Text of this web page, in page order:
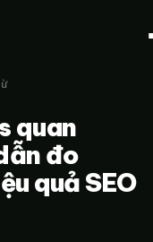
quan
đo
quả SEO